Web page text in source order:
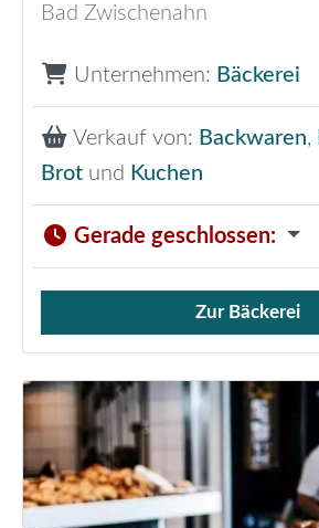
Bad Zwischenahn
Unternehmen: Bäckerei
Verkauf von: Backwaren,
Brot und Kuchen
Gerade geschlossen:
Verkauf von Brötchen,
Zur Bäckerei